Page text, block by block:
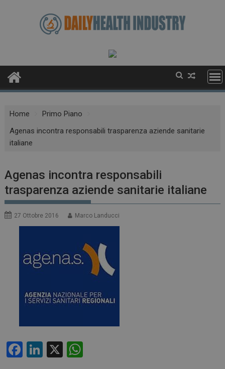
Home
Primo Piano
Agenas incontra responsabili trasparenza aziende sanitarie
italiane
Agenas incontra responsabili
trasparenza aziende sanitarie italiane
27 Ottobre 2016 Marco Landucci
F
Li X